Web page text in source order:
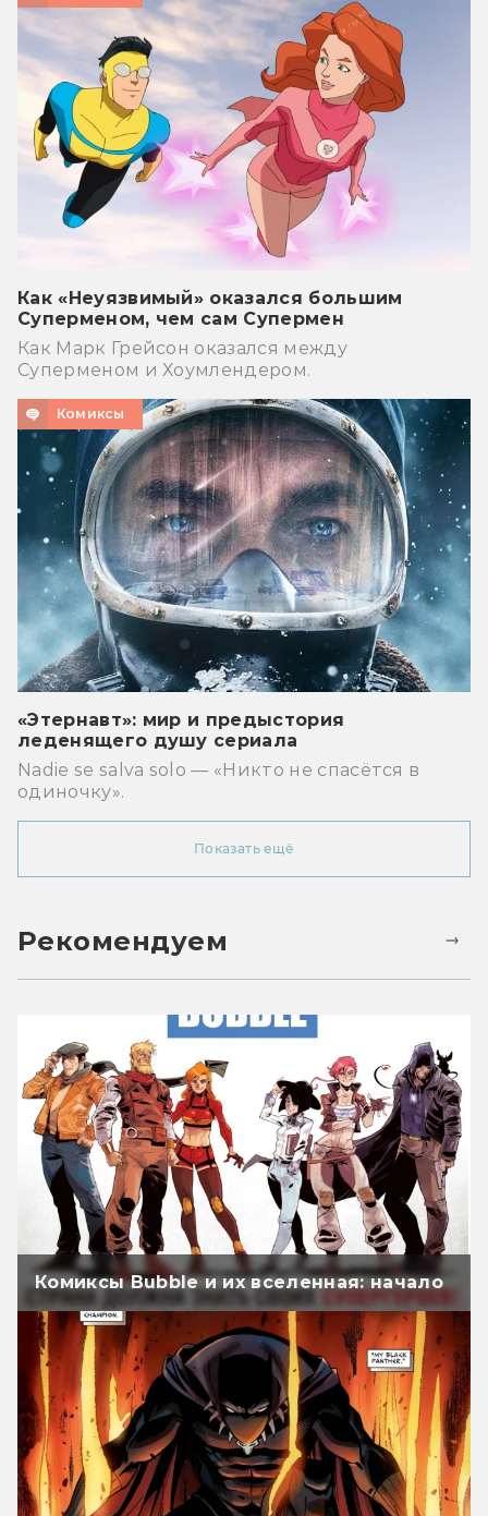
Как «Неуязвимый» оказался большим
Суперменом, чем сам Супермен
Как Марк Грейсон оказался между
Суперменом и Хоумлендером.
Комиксы
«Этернавт»: мир и предыстория
леденящего душу сериала
Nadie se salva solo — «Никто не спасётся в
одиночку».
Показать ещё
Рекомендуем
Комиксы Bubble и их вселенная: начало